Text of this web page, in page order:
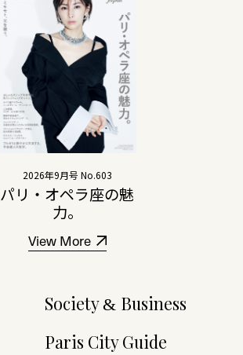
2026年9月号 No.603
パリ・オペラ座の魅
力。
View More
Society& Business
Paris City Guide